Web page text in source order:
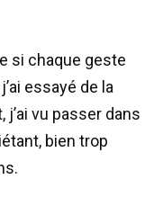
si chaque geste
essayé de la
j’ai vu passer dans
bien trop